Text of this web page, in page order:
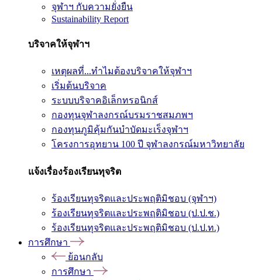
จุฬาฯ กับความยั่งยืน
Sustainability Report
บริจาคให้จุฬาฯ
เหตุผลที่...ทำไมต้องบริจาคให้จุฬาฯ
เริ่มต้นบริจาค
ระบบบริจาคอิเล็กทรอนิกส์
กองทุนจุฬาลงกรณ์บรมราชสมภพฯ
กองทุนภูมิคุ้มกันบำบัดมะเร็งจุฬาฯ
โครงการอุทยาน 100 ปี จุฬาลงกรณ์มหาวิทยาลัย
แจ้งเรื่องร้องเรียนทุจริต
ร้องเรียนทุจริตและประพฤติมิชอบ (จุฬาฯ)
ร้องเรียนทุจริตและประพฤติมิชอบ (ป.ป.ช.)
ร้องเรียนทุจริตและประพฤติมิชอบ (ป.ป.ท.)
การศึกษา
ย้อนกลับ
การศึกษา